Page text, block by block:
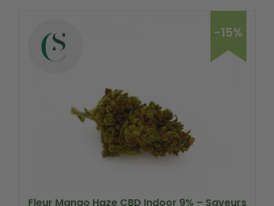
-15%
Fleur Mango Haze CBD Indoor 9% – Saveurs